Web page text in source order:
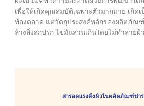
เพื่อให้เกิดคุณสมบัติเฉพาะตัวมากมาย เกิด
ท้องตลาด แต่วัตถุประสงค์หลักของผลิตภัณฑ์
ล้างสิ่งสกปรก ไขมันส่วนเกินโดยไม่ทำลายผิ